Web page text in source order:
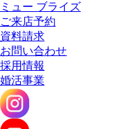
ミュー ブライズ
ご来店予約
資料請求
お問い合わせ
採用情報
婚活事業